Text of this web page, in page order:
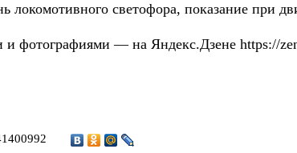
светофора, показание при
и фотографиями — на Яндекс.Дзене https://